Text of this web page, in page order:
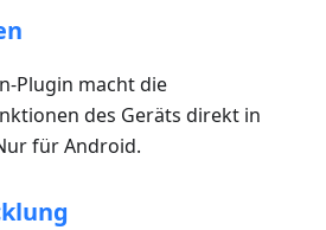
Plugin macht die
des Geräts direkt in
für Android.